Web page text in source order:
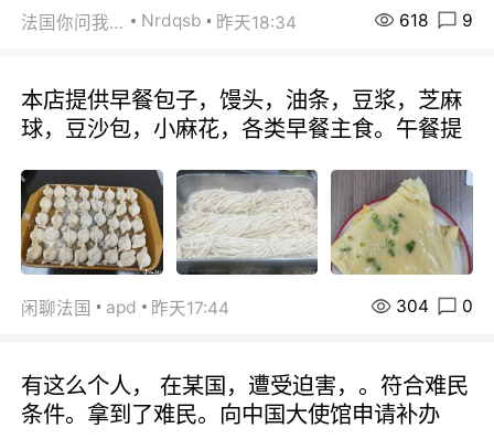
法国你问我答 Nrdqsb 昨天18:34 618 9
本店提供早餐包子，馒头，油条，豆浆，芝麻
球，豆沙包，小麻花，各类早餐主食。午餐提
闲聊法国 apd 昨天17:44 304 0
有这么个人， 在某国，遭受迫害，。符合难民
条件。拿到了难民。向中国大使馆申请补办